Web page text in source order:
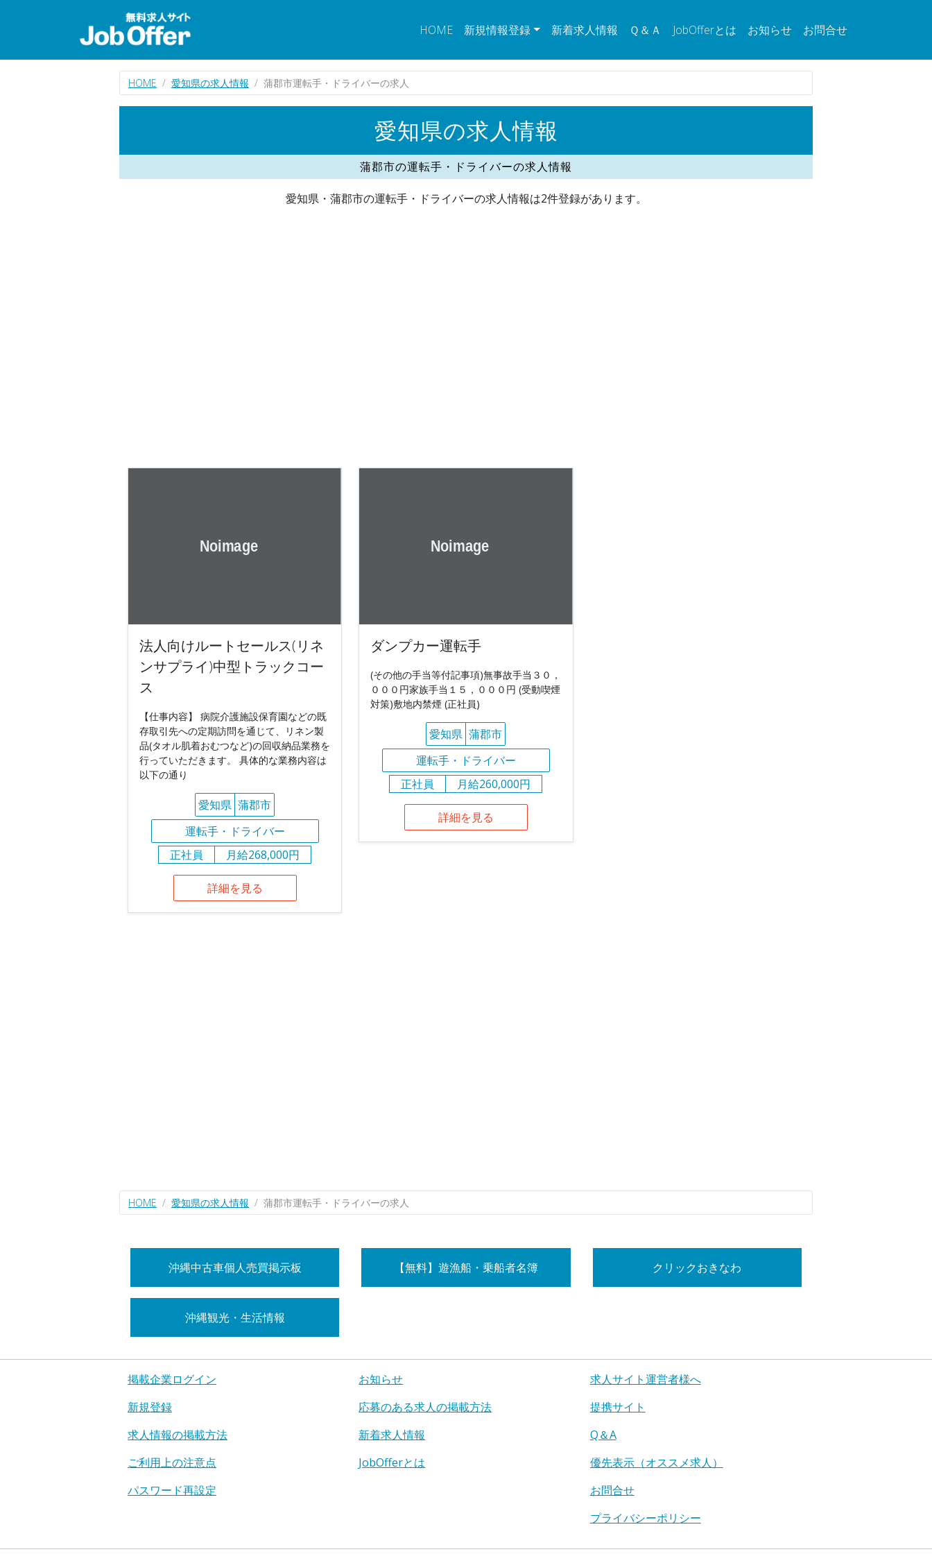
HOME 新規情報登録 新着求人情報 Ｑ＆Ａ JobOfferとは お知らせ お問合せ
HOME 愛知県の求人情報 蒲郡市運転手・ドライバーの求人
愛知県の求人情報
蒲郡市の運転手・ドライバーの求人情報
愛知県・蒲郡市の運転手・ドライバーの求人情報は2件登録があります。
法人向けルートセールス(リネ
ンサプライ)中型トラックコー
ス
【仕事内容】 病院介護施設保育園などの既
存取引先への定期訪問を通じて、リネン製
品(タオル肌着おむつなど)の回収納品業務を
行っていただきます。 具体的な業務内容は
以下の通り
愛知県 蒲郡市
運転手・ドライバー
正社員
月給268,000円
詳細を見る
ダンプカー運転手
(その他の手当等付記事項)無事故手当３０，
０００円家族手当１５，０００円 (受動喫煙
対策)敷地内禁煙 (正社員)
愛知県 蒲郡市
運転手・ドライバー
正社員
月給260,000円
詳細を見る
HOME 愛知県の求人情報 蒲郡市運転手・ドライバーの求人
沖縄中古車個人売買掲示板 【無料】遊漁船・乗船者名簿 クリックおきなわ
沖縄観光・生活情報
掲載企業ログイン
新規登録
求人情報の掲載方法
ご利用上の注意点
パスワード再設定
お知らせ
応募のある求人の掲載方法
新着求人情報
JobOfferとは
求人サイト運営者様へ
提携サイト
Q＆A
優先表示（オススメ求人）
お問合せ
プライバシーポリシー